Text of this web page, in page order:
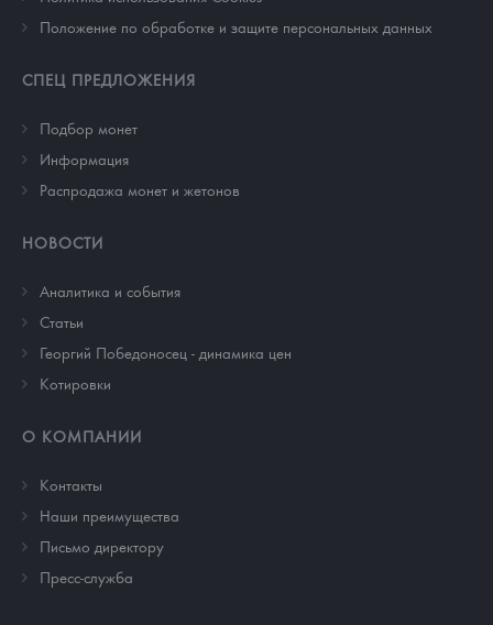
Положение по обработке и защите персональных данных
СПЕЦ ПРЕДЛОЖЕНИЯ
Подбор монет
Информация
Распродажа монет и жетонов
НОВОСТИ
Аналитика и события
Cтатьи
Георгий Победоносец - динамика цен
Котировки
О КОМПАНИИ
Контакты
Наши преимущества
Письмо директору
Пресс-служба